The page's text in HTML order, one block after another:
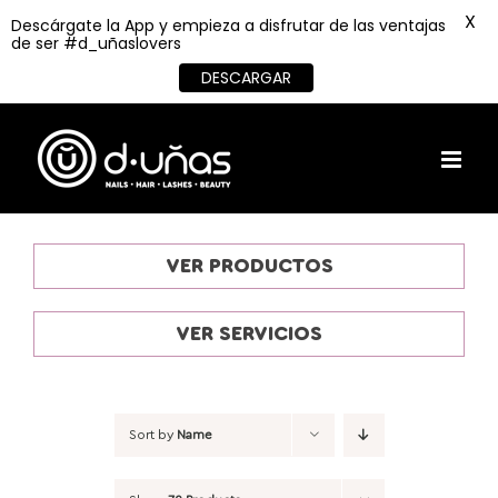
content
VER PRODUCTOS
VER SERVICIOS
Sort by Name
Descárgate la App y empieza a disfrutar de las ventajas
de ser #d_uñaslovers
DESCARGAR
X